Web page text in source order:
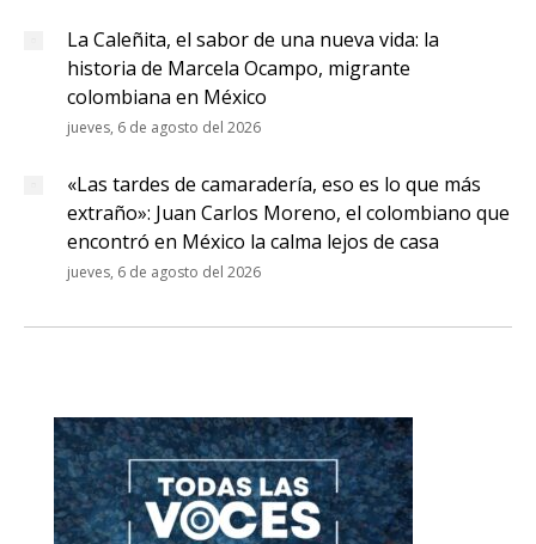
La Caleñita, el sabor de una nueva vida: la
historia de Marcela Ocampo, migrante
colombiana en México
jueves, 6 de agosto del 2026
«Las tardes de camaradería, eso es lo que más
extraño»: Juan Carlos Moreno, el colombiano que
encontró en México la calma lejos de casa
jueves, 6 de agosto del 2026